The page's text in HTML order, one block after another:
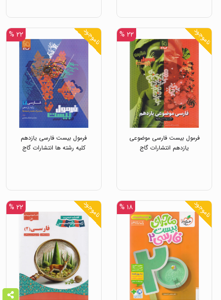
ناموجود ۲۲ %
فرمول بیست فارسی موضوعی
یازدهم انتشارات گاج
ناموجود ۲۲ %
فرمول بیست فارسی یازدهم
کلیه رشته ها انتشارات گاج
ناموجود ۱۸ % ناموجود ۲۲ %